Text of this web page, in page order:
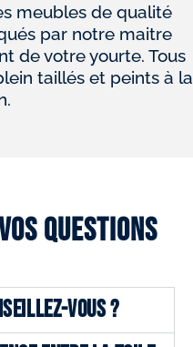
meubles de qualité
par notre maitre
de votre yourte. Tous
taillés et peints à la
questions
VOUS ?